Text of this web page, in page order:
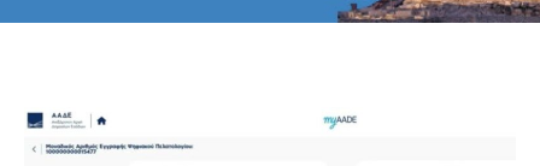
You are here: